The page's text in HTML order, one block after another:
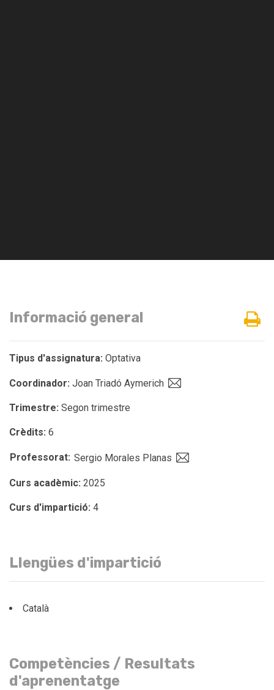
Informació general
Tipus d'assignatura: Optativa
Coordinador: Joan Triadó Aymerich
Trimestre: Segon trimestre
Crèdits: 6
Professorat: Sergio Morales Planas
Curs acadèmic: 2025
Curs d'impartició: 4
Llengües d'impartició
Català
Competències / Resultats
d'aprenentatge